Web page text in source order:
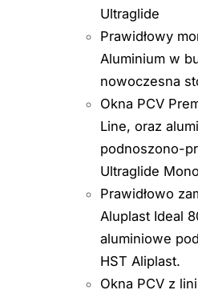
Ultraglide
Prawidłowy
Aluminium w
nowoczesna
Okna PCV
Line, oraz
podnoszono-
Ultraglide
Prawidłowo
Aluplast Ideal
aluminiowe
HST Aliplast.
Okna PCV z